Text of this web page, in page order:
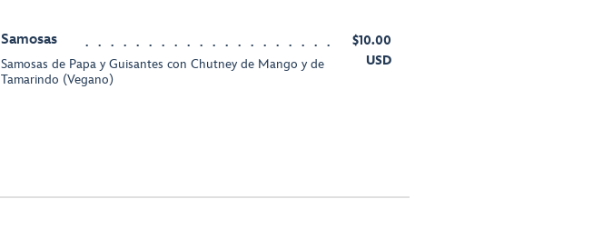
Samosas
Samosas de Papa y Guisantes con Chutney de Mango y de
Tamarindo (Vegano)
$10.00
USD